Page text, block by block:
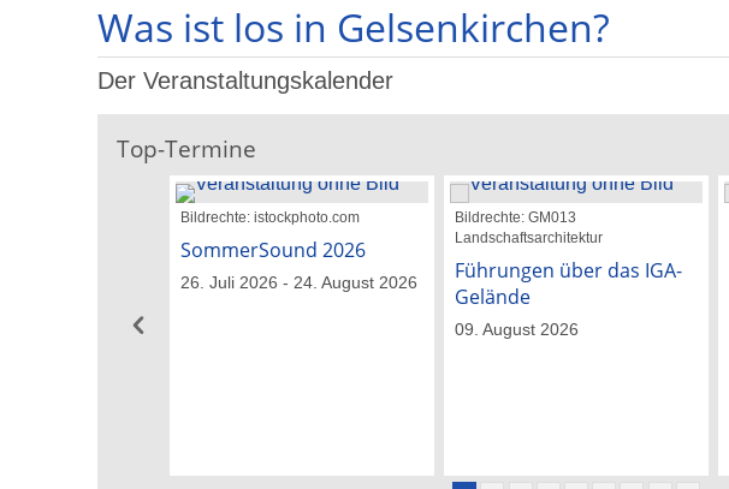
Was ist los in Gelsenkirchen?
Der Veranstaltungskalender
Top-Termine
Bildrechte: istockphoto.com
SommerSound 2026
26. Juli 2026 - 24. August 2026
Bildrechte: GM013
Landschaftsarchitektur
Führungen über das IGA-
Gelände
09. August 2026